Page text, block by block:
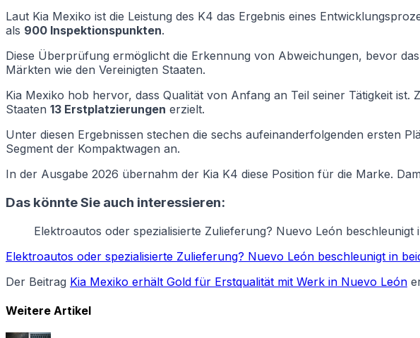
Laut Kia Mexiko ist die Leistung des K4 das Ergebnis eines
als 900 Inspektionspunkten.
Diese Überprüfung ermöglicht die Erkennung von Abweichungen, bevor das
Märkten wie den Vereinigten Staaten.
Kia Mexiko hob hervor, dass Qualität von Anfang an Teil seiner Tätigkeit
Staaten 13 Erstplatzierungen erzielt.
Unter diesen Ergebnissen stechen die sechs aufeinanderfolgenden ersten
Segment der Kompaktwagen an.
In der Ausgabe 2026 übernahm der Kia K4 diese Position für die Marke.
Das könnte Sie auch interessieren:
Elektroautos oder spezialisierte Zulieferung? Nuevo León beschleunigt
Elektroautos oder spezialisierte Zulieferung? Nuevo León beschleunigt in
Der Beitrag Kia Mexiko erhält Gold für Erstqualität mit Werk in Nuevo León
Weitere Artikel